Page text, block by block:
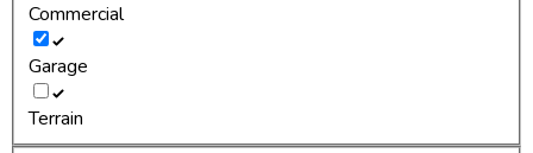
Commercial
Garage
Terrain